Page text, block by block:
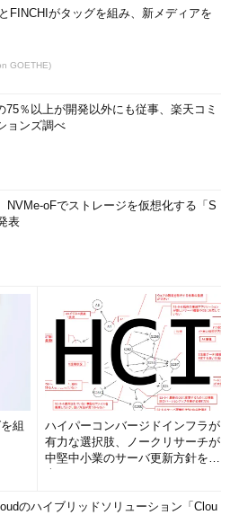
FINCHIがタッグを組み、新メディアを
GOETHE)
75％以上が開発以外にも従事、楽天コミ
ョンズ調べ
NVMe-oFでストレージを仮想化する「S
表
組
ハイパーコンバージドインフラが
有力な選択肢、ノークリサーチが
中堅中小業のサーバ更新方針を調
のハイブリッドソリューション「Clou